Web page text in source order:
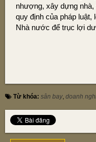
nhượng, xây dựng
quy định của pháp luật,
Nhà nước để trục lợi
Từ khóa: sân bay, doanh